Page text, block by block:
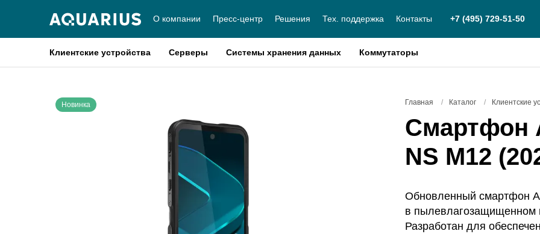
О компании Пресс-центр Решения Тех. поддержка Контакты +7 (495) 729-51-50
Клиентские устройства Серверы Системы хранения данных Коммутаторы
Новинка Главная / Каталог / Клиентские
Смартфон
NS M12
Обновленный смартфон
в пылевлагозащищенном
Разработан для